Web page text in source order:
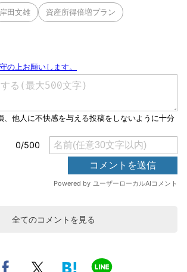
岸田文雄 資産所得倍増プラン
全てのコメントを見る